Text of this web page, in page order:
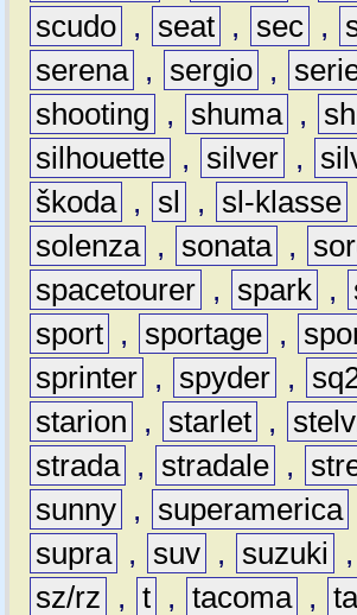
scudo , seat , sec ,
serena , sergio ,
shooting
, shuma ,
silhouette , silver ,
škoda , sl , sl-klasse
solenza , sonata ,
spacetourer , spark ,
sport , sportage ,
sprinter , spyder ,
starion
, starlet ,
strada , stradale ,
sunny , superamerica
supra , suv , suzuki ,
sz/rz
, t , tacoma ,